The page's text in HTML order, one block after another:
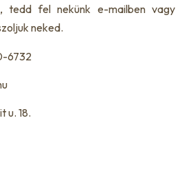
tedd fel nekünk e-mailben vagy
neked.
6732
u. 18.